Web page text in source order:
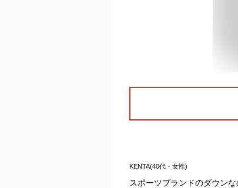
KENTA(40代・女性)
スポーツブランドのダウン